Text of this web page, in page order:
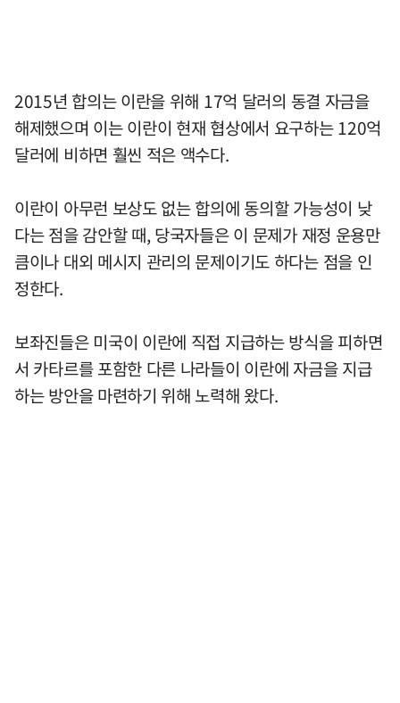
2015년 합의는 이란을 위해 17억 달러의 동결 자금을
해제했으며 이는 이란이 현재 협상에서 요구하는 120억
달러에 비하면 훨씬 적은 액수다.
이란이 아무런 보상도 없는 합의에 동의할 가능성이 낮
다는 점을 감안할 때, 당국자들은 이 문제가 재정 운용만
큼이나 대외 메시지 관리의 문제이기도 하다는 점을 인
정한다.
보좌진들은 미국이 이란에 직접 지급하는 방식을 피하면
서 카타르를 포함한 다른 나라들이 이란에 자금을 지급
하는 방안을 마련하기 위해 노력해 왔다.